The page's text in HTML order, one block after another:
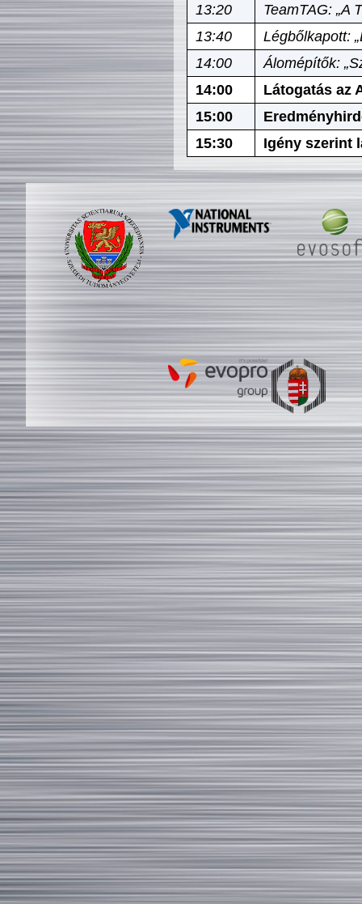
13:20
TeamTAG: „A
13:40
Légbőlkapott:
14:00
Álomépítők:
14:00
Látogatás az
15:00
15:30
Igény szerint